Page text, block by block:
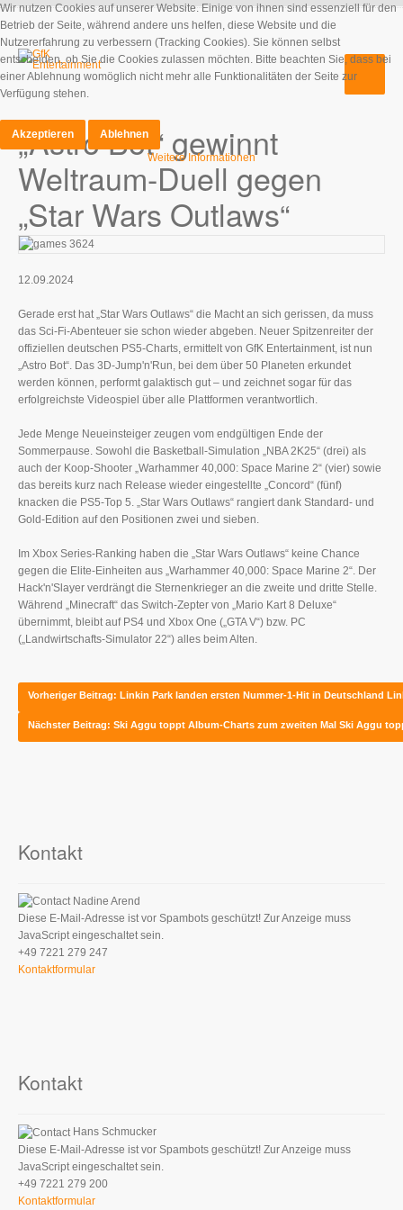
„Astro Bot“ gewinnt
Weltraum-Duell gegen
„Star Wars Outlaws“
12.09.2024
Gerade erst hat „Star Wars Outlaws“ die Macht an sich gerissen, da muss
das Sci-Fi-Abenteuer sie schon wieder abgeben. Neuer Spitzenreiter der
offiziellen deutschen PS5-Charts, ermittelt von GfK Entertainment, ist nun
„Astro Bot“. Das 3D-Jump'n'Run, bei dem über 50 Planeten erkundet
werden können, performt galaktisch gut – und zeichnet sogar für das
erfolgreichste Videospiel über alle Plattformen verantwortlich.
Jede Menge Neueinsteiger zeugen vom endgültigen Ende der
Sommerpause. Sowohl die Basketball-Simulation „NBA 2K25“ (drei) als
auch der Koop-Shooter „Warhammer 40,000: Space Marine 2“ (vier) sowie
das bereits kurz nach Release wieder eingestellte „Concord“ (fünf)
knacken die PS5-Top 5. „Star Wars Outlaws“ rangiert dank Standard- und
Gold-Edition auf den Positionen zwei und sieben.
Im Xbox Series-Ranking haben die „Star Wars Outlaws“ keine Chance
gegen die Elite-Einheiten aus „Warhammer 40,000: Space Marine 2“. Der
Hack'n'Slayer verdrängt die Sternenkrieger an die zweite und dritte Stelle.
Während „Minecraft“ das Switch-Zepter von „Mario Kart 8 Deluxe“
übernimmt, bleibt auf PS4 und Xbox One („GTA V“) bzw. PC
(„Landwirtschafts-Simulator 22“) alles beim Alten.
Vorheriger Beitrag: Linkin Park landen ersten Nummer-1-Hit in Deutschland
Nächster Beitrag: Ski Aggu toppt Album-Charts zum zweiten Mal Ski Aggu
Kontakt
Nadine Arend
Diese E-Mail-Adresse ist vor Spambots geschützt! Zur Anzeige muss
JavaScript eingeschaltet sein.
+49 7221 279 247
Kontaktformular
Kontakt
Hans Schmucker
Diese E-Mail-Adresse ist vor Spambots geschützt! Zur Anzeige muss
JavaScript eingeschaltet sein.
+49 7221 279 200
Kontaktformular
Wir nutzen Cookies auf unserer Website. Einige von ihnen sind essenziell für den
Betrieb der Seite, während andere uns helfen, diese Website und die
Nutzererfahrung zu verbessern (Tracking Cookies). Sie können selbst
entscheiden, ob Sie die Cookies zulassen möchten. Bitte beachten Sie, dass bei
einer Ablehnung womöglich nicht mehr alle Funktionalitäten der Seite zur
Verfügung stehen.
Akzeptieren
Ablehnen
Weitere Informationen